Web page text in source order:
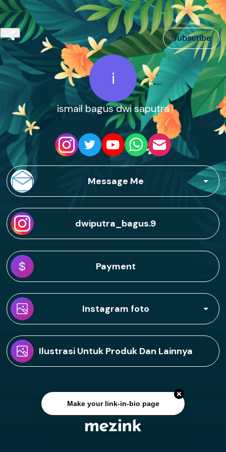
Subscribe
i
ismail bagus dwi saputra
Message Me
dwiputra_bagus.9
Payment
Instagram foto
Ilustrasi Untuk Produk Dan Lainnya
Make your link-in-bio page